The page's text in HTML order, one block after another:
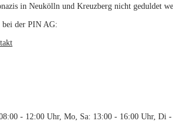
in Neukölln und Kreuzberg nicht geduldet
bei der PIN AG:
- 12:00 Uhr, Mo, Sa: 13:00 - 16:00 Uhr, Di